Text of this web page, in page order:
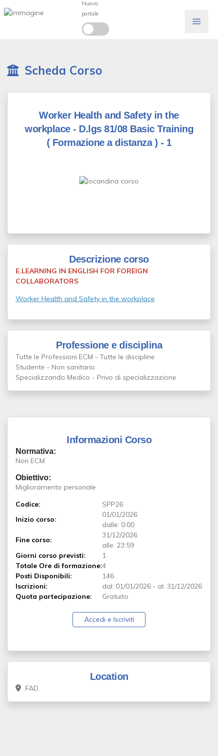
Scheda Corso
Worker Health and Safety in the
workplace - D.lgs 81/08 Basic Training
( Formazione a distanza ) - 1
Descrizione corso
E.LEARNING IN ENGLISH FOR FOREIGN
COLLABORATORS
Worker Health and Safety in the workplace
Professione e disciplina
Tutte le Professioni ECM - Tutte le discipline
Studente - Non sanitario
Specializzando Medico - Privo di specializzazione
Informazioni Corso
Normativa:
Non ECM
Obiettivo:
Miglioramento personale
Codice:
SPP26
Inizio corso:
01/01/2026
dalle: 0:00
Fine corso:
31/12/2026
alle: 23:59
Giorni corso previsti:
1
Totale Ore di formazione:4
Posti Disponibili:
146
Iscrizioni:
dal: 01/01/2026 - al: 31/12/2026
Quota partecipazione:
Gratuito
Accedi e Iscriviti
Location
FAD,